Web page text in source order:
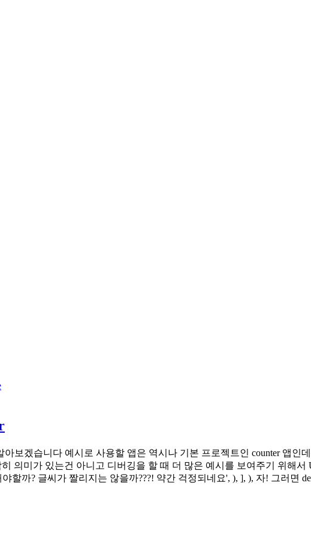
아보겠습니다 예시로 사용할 앱은 역시나 기본 프로젝트인 counter 앱
의미가 있는건 아니고 디버깅을 할 때 더 많은 예시를 보여주기 위해서
야할까? 글씨가 짤리지는 않을까???! 약간 걱정되네요', ), ], ), 자! 그러면